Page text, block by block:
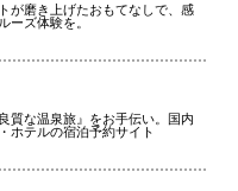
が磨き上げたおもてなしで、感
ーズ体験を。
質な温泉旅』をお手伝い。国内
ホテルの宿泊予約サイト